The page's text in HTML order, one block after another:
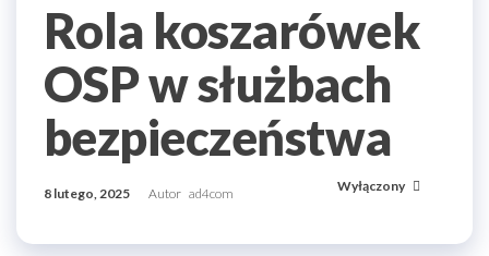
Rola koszarówek
OSP w służbach
bezpieczeństwa
8 lutego, 2025 Autor ad4com Wyłączony